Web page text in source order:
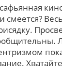
смеется?